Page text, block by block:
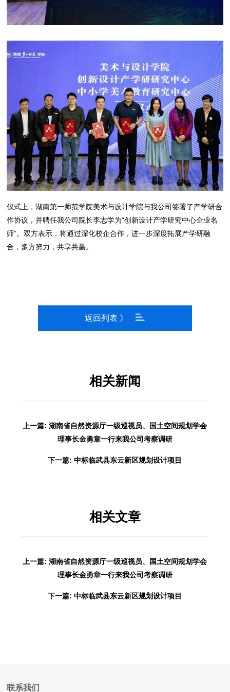
仪式上，湖南第一师范学院美术与设计学院与我公司签署了产学研合
作协议，并聘任我公司院长李志学为“创新设计产学研究中心企业名
师”。双方表示，将通过深化校企合作，进一步深度拓展产学研融
合，多方努力，共享共赢。
返回列表 》
相关新闻
上一篇: 湖南省自然资源厅一级巡视员、国土空间规划学会
理事长金勇章一行来我公司考察调研
下一篇: 中标临武县东云新区规划设计项目
相关文章
上一篇: 湖南省自然资源厅一级巡视员、国土空间规划学会
理事长金勇章一行来我公司考察调研
下一篇: 中标临武县东云新区规划设计项目
联系我们